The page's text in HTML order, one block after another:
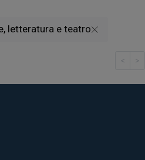
letteratura e teatro
< >